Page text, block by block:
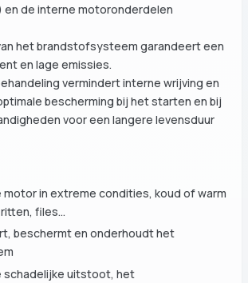
de interne motoronderdelen
het brandstofsysteem garandeert een
en lage emissies.
vermindert interne wrijving en
bescherming bij het starten en bij
voor een langere levensduur
in extreme condities, koud of warm
files...
beschermt en onderhoudt het
schadelijke uitstoot, het